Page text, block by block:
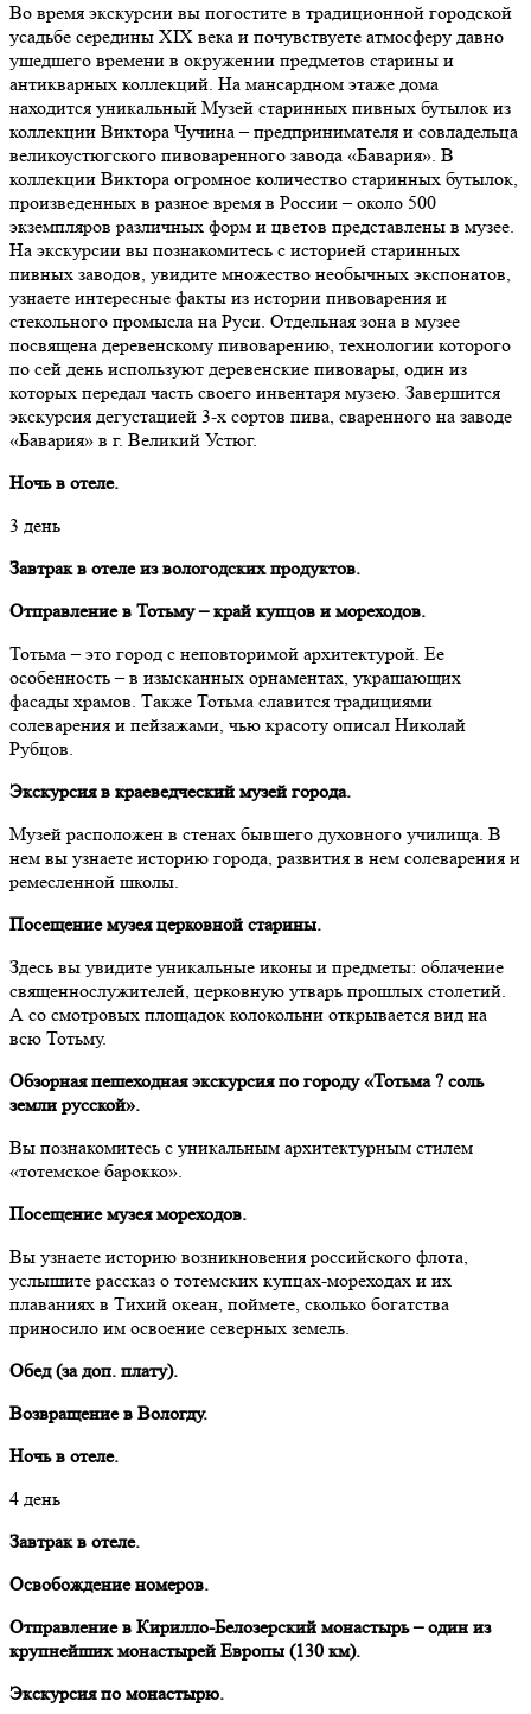
Во время экскурсии вы погостите в традиционной городской
усадьбе середины XIX века и почувствуете атмосферу давно
ушедшего времени в окружении предметов старины и
антикварных коллекций. На мансардном этаже дома
находится уникальный Музей старинных пивных бутылок из
коллекции Виктора Чучина – предпринимателя и совладельца
великоустюгского пивоваренного завода «Бавария». В
коллекции Виктора огромное количество старинных бутылок,
произведенных в разное время в России – около 500
экземпляров различных форм и цветов представлены в музее.
На экскурсии вы познакомитесь с историей старинных
пивных заводов, увидите множество необычных экспонатов,
узнаете интересные факты из истории пивоварения и
стекольного промысла на Руси. Отдельная зона в музее
посвящена деревенскому пивоварению, технологии которого
по сей день используют деревенские пивовары, один из
которых передал часть своего инвентаря музею. Завершится
экскурсия дегустацией 3-х сортов пива, сваренного на заводе
«Бавария» в г. Великий Устюг.
Ночь в отеле.
3 день
Завтрак в отеле из вологодских продуктов.
Отправление в Тотьму – край купцов и мореходов.
Тотьма – это город с неповторимой архитектурой. Ее
особенность – в изысканных орнаментах, украшающих
фасады храмов. Также Тотьма славится традициями
солеварения и пейзажами, чью красоту описал Николай
Рубцов.
Экскурсия в краеведческий музей города.
Музей расположен в стенах бывшего духовного училища. В
нем вы узнаете историю города, развития в нем солеварения и
ремесленной школы.
Посещение музея церковной старины.
Здесь вы увидите уникальные иконы и предметы: облачение
священнослужителей, церковную утварь прошлых столетий.
А со смотровых площадок колокольни открывается вид на
всю Тотьму.
Обзорная пешеходная экскурсия по городу «Тотьма ? соль
земли русской».
Вы познакомитесь с уникальным архитектурным стилем
«тотемское барокко».
Посещение музея мореходов.
Вы узнаете историю возникновения российского флота,
услышите рассказ о тотемских купцах-мореходах и их
плаваниях в Тихий океан, поймете, сколько богатства
приносило им освоение северных земель.
Обед (за доп. плату).
Возвращение в Вологду.
Ночь в отеле.
4 день
Завтрак в отеле.
Освобождение номеров.
Отправление в Кирилло-Белозерский монастырь – один из
крупнейших монастырей Европы (130 км).
Экскурсия по монастырю.